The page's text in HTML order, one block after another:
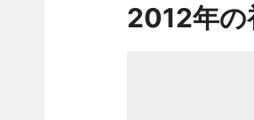
2012年の